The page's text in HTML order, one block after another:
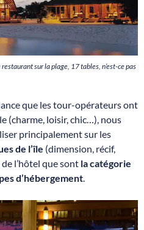
sur la plage, 17 tables, n’est-ce pas
que les tour-opérateurs ont
(charme, loisir, chic…), nous
principalement sur les
de l’île (dimension, récif,
l’hôtel que sont la catégorie
d’hébergement.